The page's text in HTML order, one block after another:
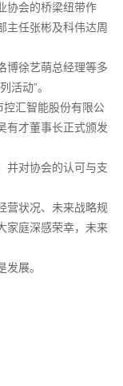
协会的桥梁纽带作
主任张彬及科伟达周
博徐艺萌总经理等多
活动”。
汇智能股份有限公
有才董事长正式颁发
并对协会的认可与支
营状况、未来战略规
家庭深感荣幸，未来
展。